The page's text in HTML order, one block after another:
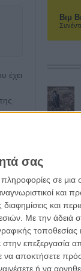
σας
πληροφορίες σε
και
και
Με την άδειά
τοποθεσίας
επεξεργασία
να αποκτήσετε
ή να
έχει
και
Βιμ